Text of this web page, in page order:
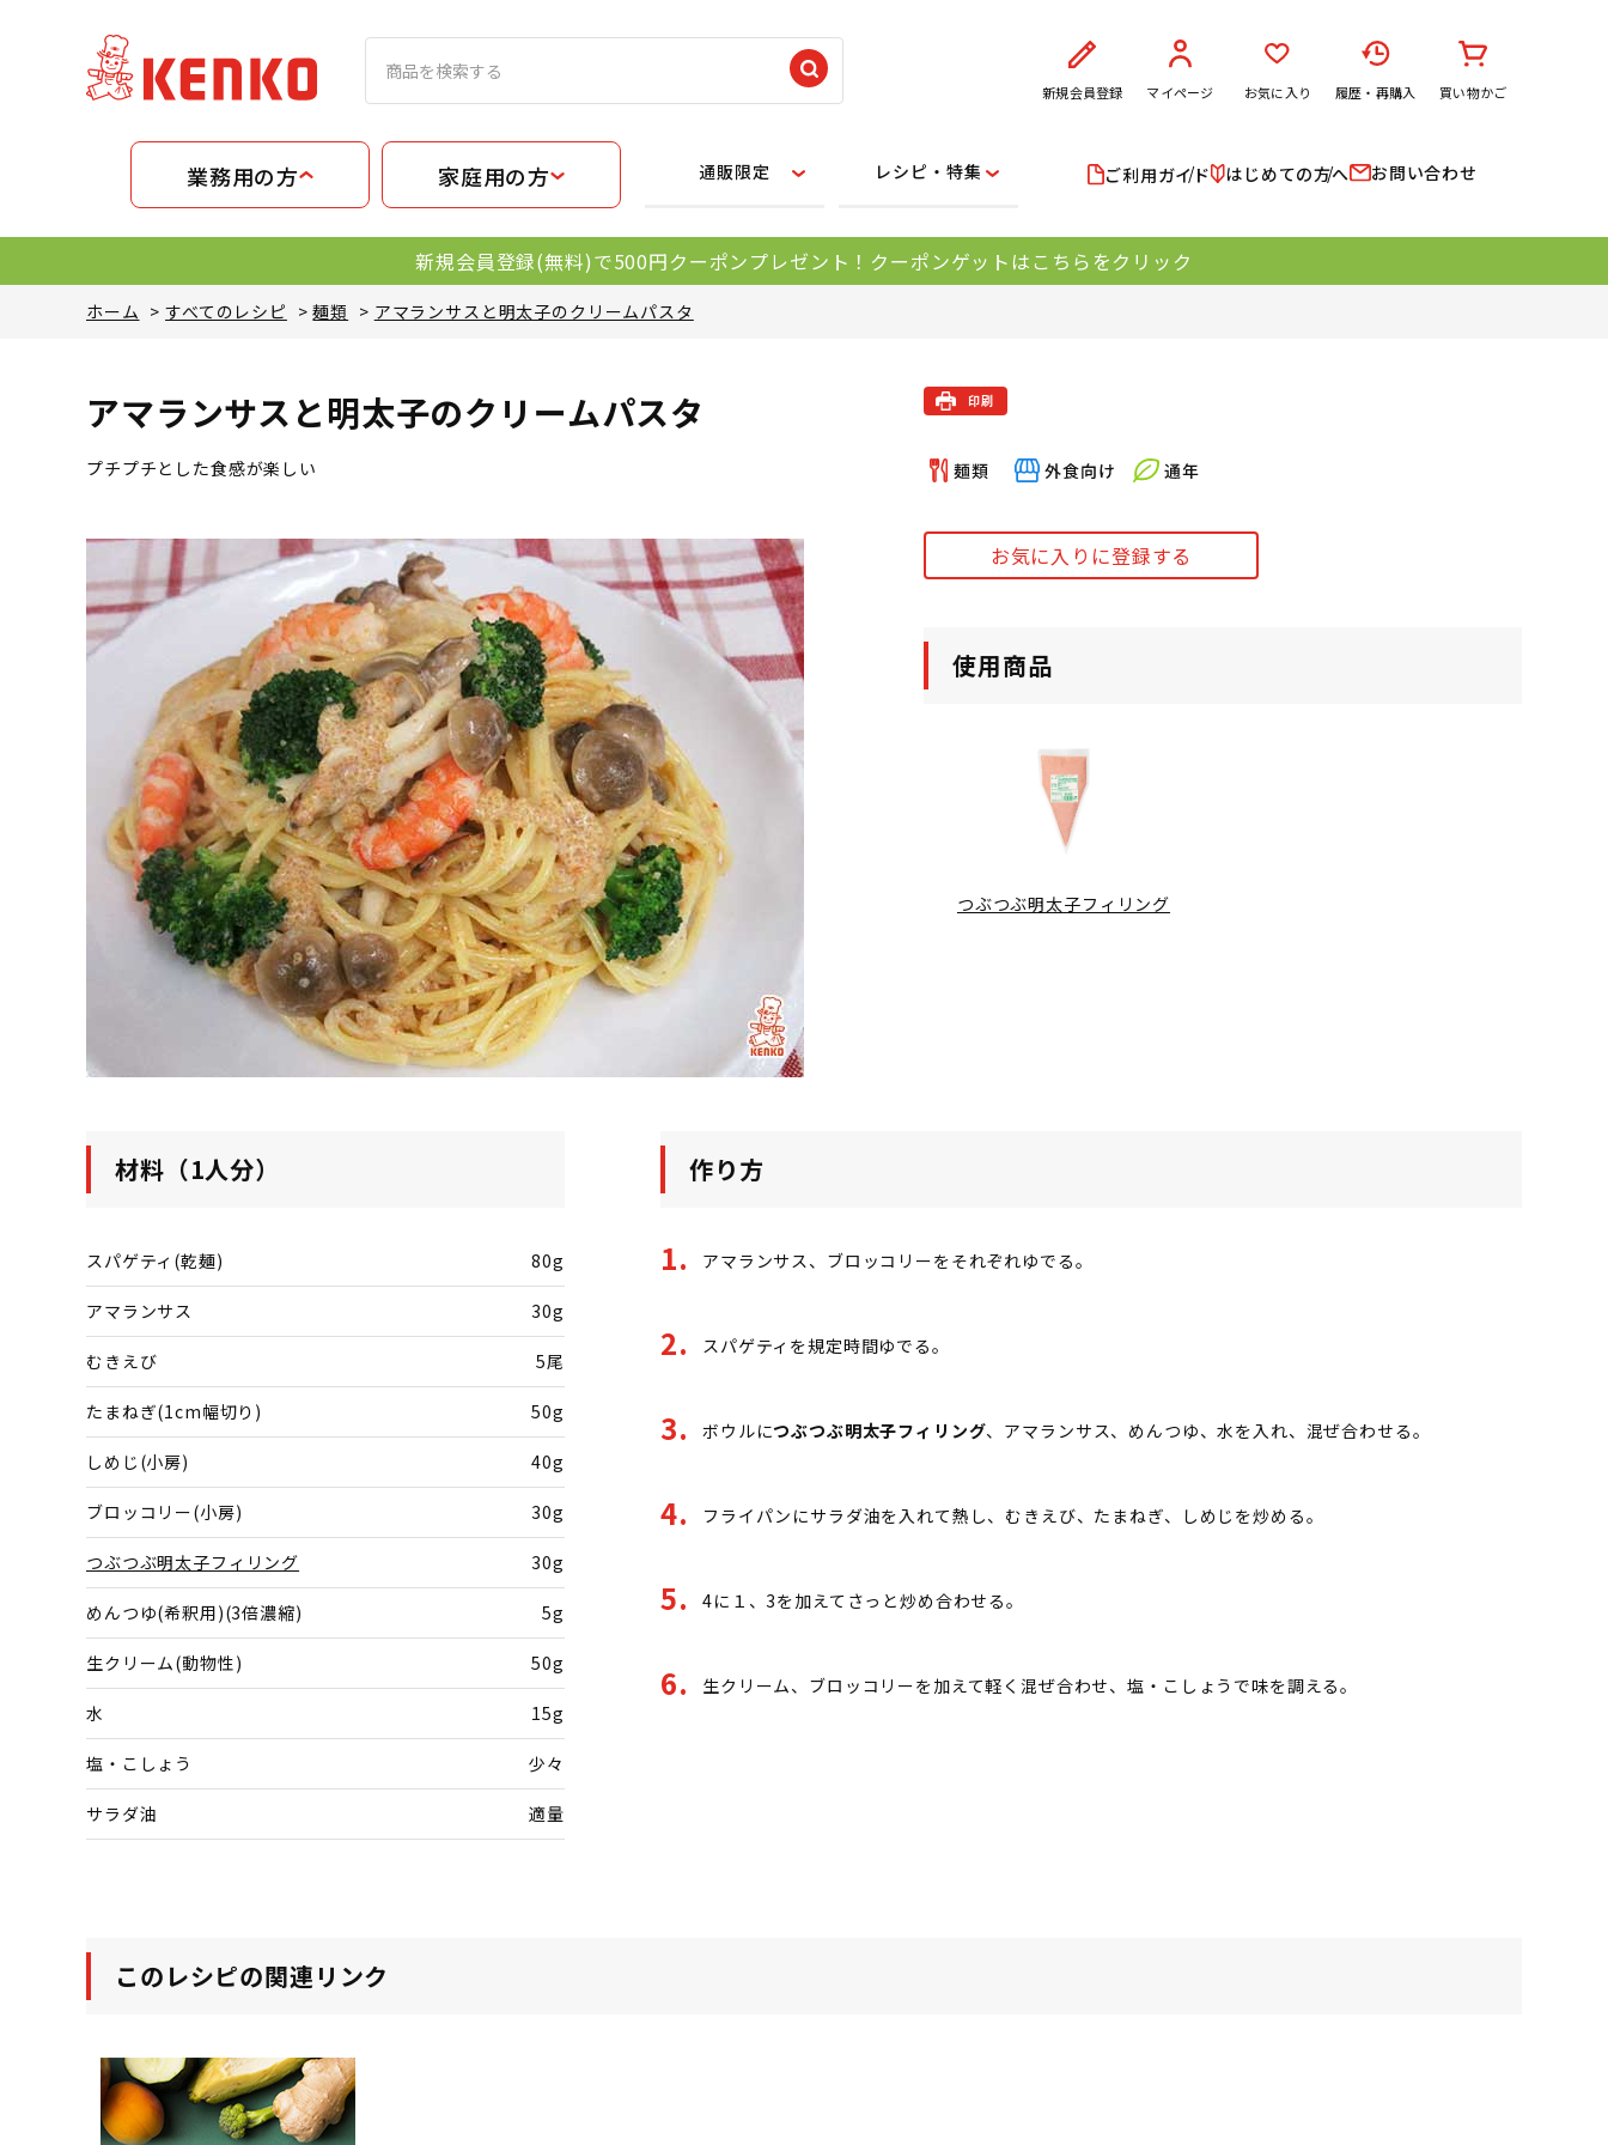
新規会員登録 マイページ お気に入り 履歴・再購入 買い物かご
業務用の方 家庭用の方 通販限定 レシピ・特集 ご利用ガイド はじめての方へ お問い合わせ
新規会員登録(無料)で500円クーポンプレゼント！クーポンゲットはこちらをクリック
ホーム >すべてのレシピ >麺類 > アマランサスと明太子のクリームパスタ
アマランサスと明太子のクリームパスタ
プチプチとした食感が楽しい
お気に入りに登録する
使用商品
つぶつぶ明太子フィリング
材料（1人分）
スパゲティ(乾麺) 80g
アマランサス 30g
むきえび 5尾
たまねぎ(1cm幅切り) 50g
しめじ(小房) 40g
ブロッコリー(小房) 30g
つぶつぶ明太子フィリング 30g
めんつゆ(希釈用)(3倍濃縮) 5g
生クリーム(動物性) 50g
水 15g
塩・こしょう 少々
サラダ油 適量
作り方
アマランサス、ブロッコリーをそれぞれゆでる。
スパゲティを規定時間ゆでる。
ボウルにつぶつぶ明太子フィリング、アマランサス、めんつゆ、水を入れ、混ぜ合わせる。
フライパンにサラダ油を入れて熱し、むきえび、たまねぎ、しめじを炒める。
4に１、3を加えてさっと炒め合わせる。
生クリーム、ブロッコリーを加えて軽く混ぜ合わせ、塩・こしょうで味を調える。
このレシピの関連リンク